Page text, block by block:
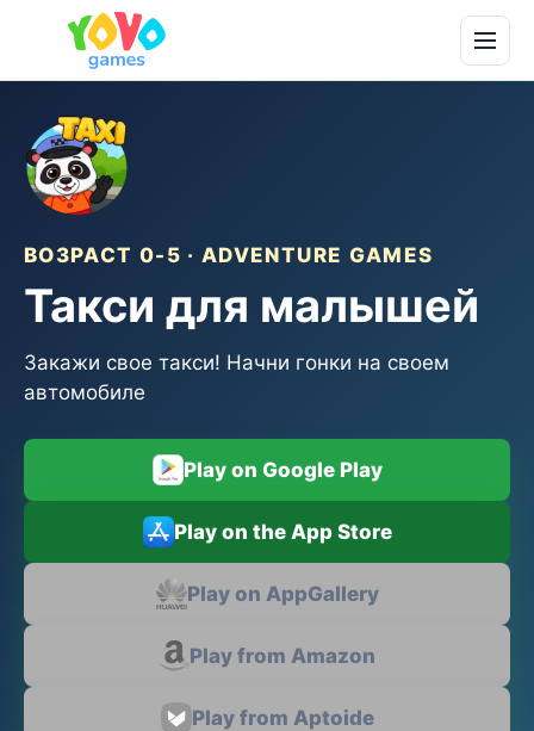
ВОЗРАСТ 0-5 · ADVENTURE GAMES
Такси для малышей
Закажи свое такси! Начни гонки на своем
автомобиле
Play on Google Play
Play on the App Store
Play on AppGallery
Play from Amazon
Play from Aptoide